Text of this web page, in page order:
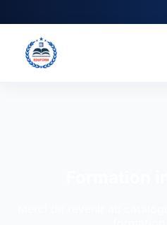
Formation
Merci de revenir au